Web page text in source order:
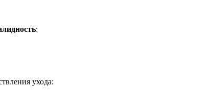
:
ухода: